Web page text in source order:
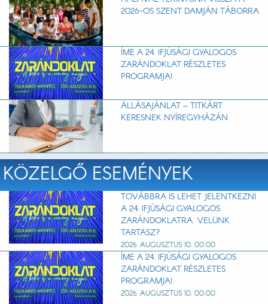
2026-OS SZENT DAMJÁN TÁBORRA
ÍME A 24. IFJÚSÁGI GYALOGOS
ZARÁNDOKLAT RÉSZLETES
PROGRAMJA!
ÁLLÁSAJÁNLAT – TITKÁRT
KERESNEK NYÍREGYHÁZÁN
KÖZELGŐ ESEMÉNYEK
TOVÁBBRA IS LEHET JELENTKEZNI
A 24. IFJÚSÁGI GYALOGOS
ZARÁNDOKLATRA. VELÜNK
TARTASZ?
2026. AUGUSZTUS 10. 00:00
ÍME A 24. IFJÚSÁGI GYALOGOS
ZARÁNDOKLAT RÉSZLETES
PROGRAMJA!
2026. AUGUSZTUS 10. 00:00